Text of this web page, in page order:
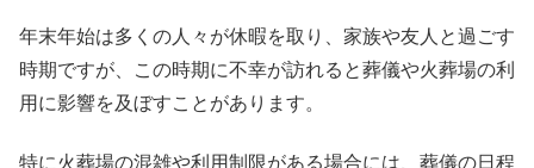
年末年始は多くの人々が休暇を取り、家族や友人と過ごす
時期ですが、この時期に不幸が訪れると葬儀や火葬場の利
用に影響を及ぼすことがあります。
特に火葬場の混雑や利用制限がある場合には、葬儀の日程